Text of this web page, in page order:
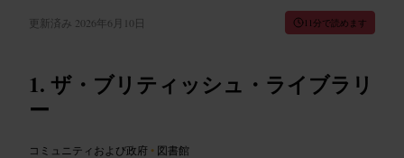
更新済み 2026年6月10日 11分で読めます
ザ・ブリティッシュ・ライブラリ
ー
コミュニティおよび政府 • 図書館